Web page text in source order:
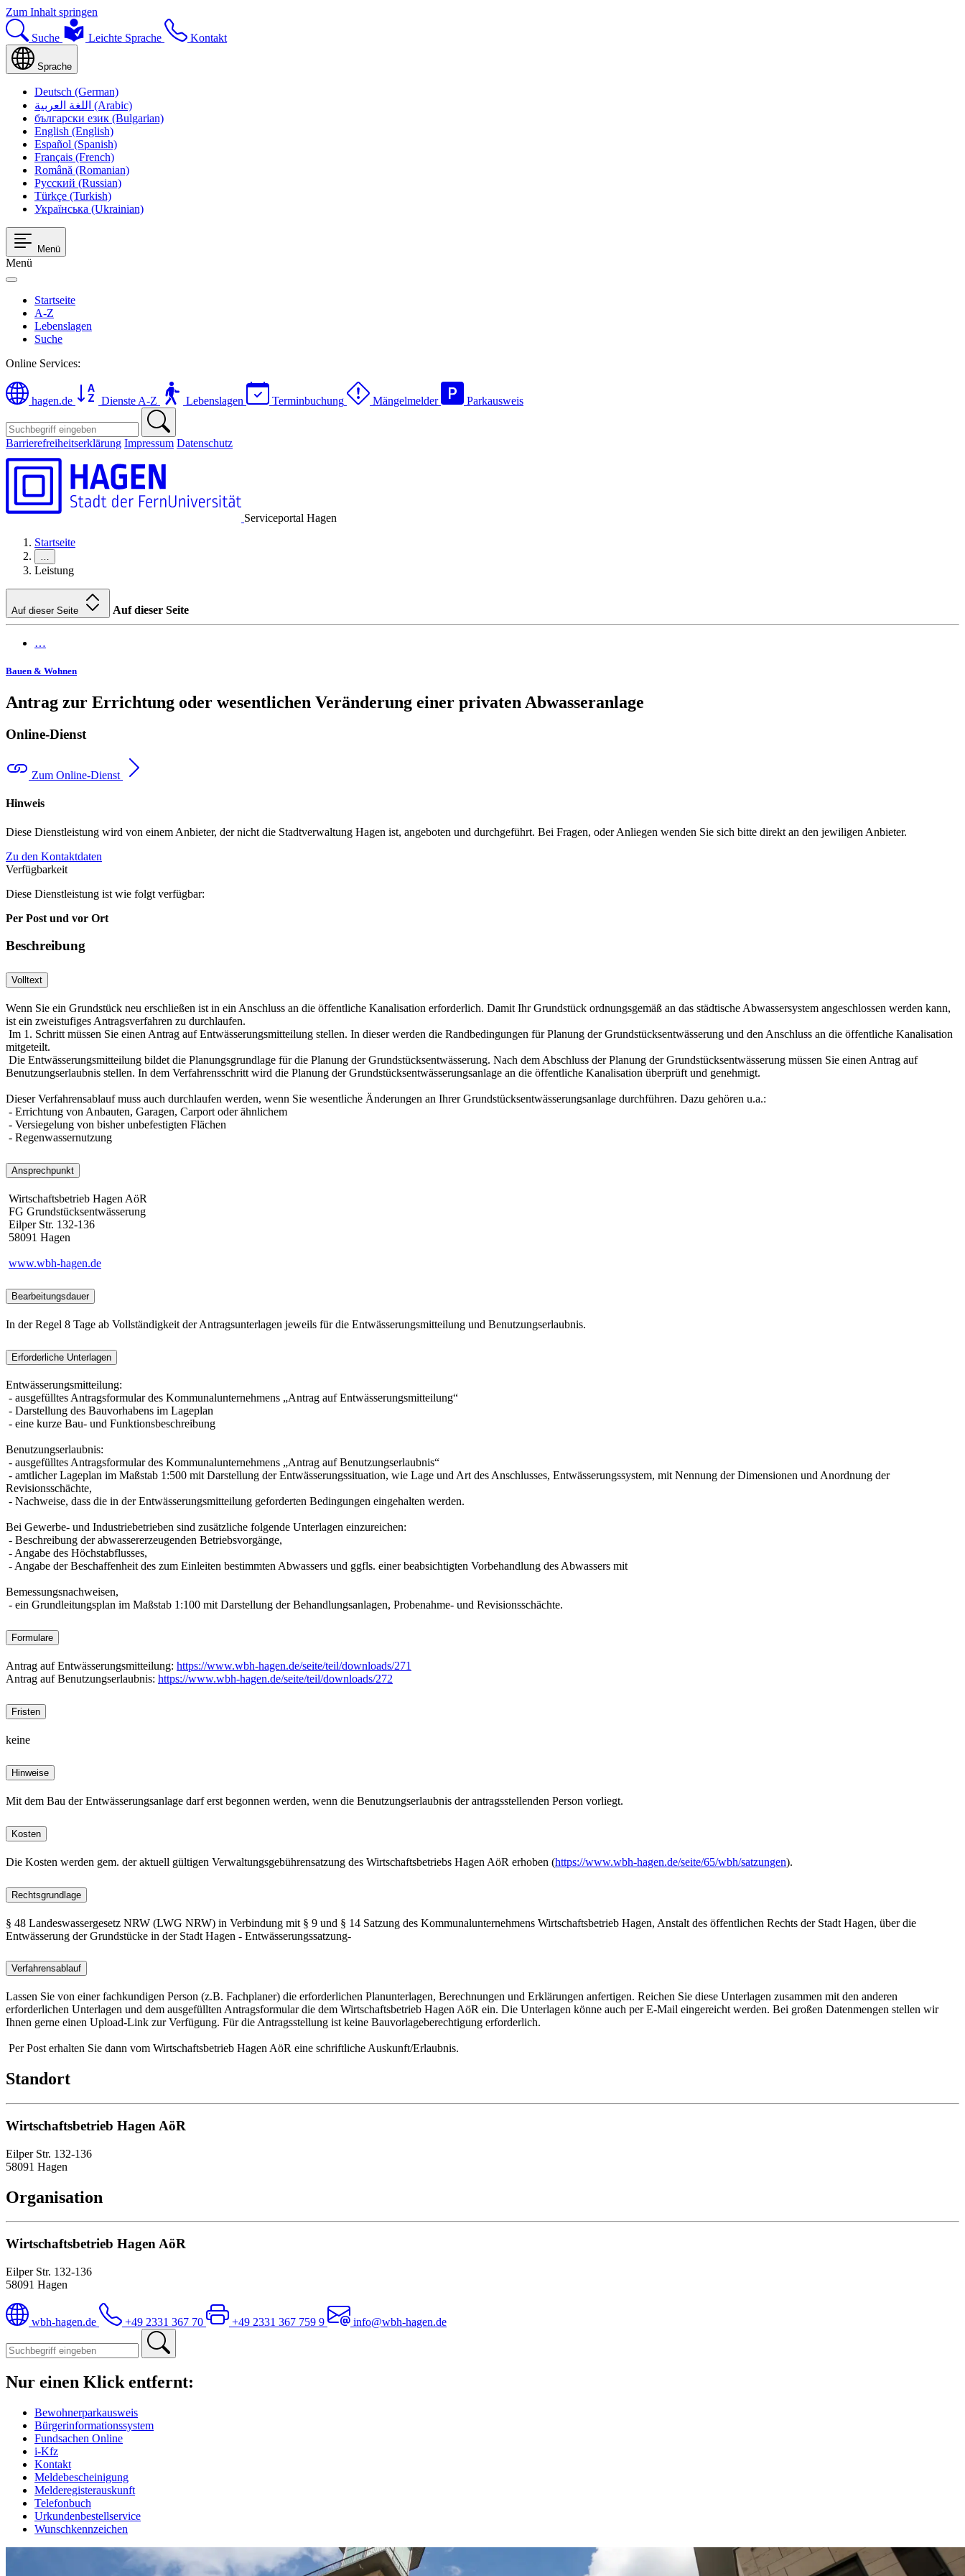
Zum Inhalt springen
Suche Leichte Sprache Kontakt
Sprache
Deutsch (German)
اللغة العربية (Arabic)
български език (Bulgarian)
English (English)
Español (Spanish)
Français (French)
Română (Romanian)
Русский (Russian)
Türkçe (Turkish)
Українська (Ukrainian)
Menü
Menü
Startseite
A-Z
Lebenslagen
Suche
Online Services:
hagen.de Dienste A-Z Lebenslagen Terminbuchung Mängelmelder Parkausweis
Barrierefreiheitserklärung Impressum Datenschutz
Serviceportal Hagen
Startseite
…
Leistung
Auf dieser Seite Auf dieser Seite
…
Bauen & Wohnen
Antrag zur Errichtung oder wesentlichen Veränderung einer privaten Abwasseranlage
Online-Dienst
Zum Online-Dienst
Hinweis
Diese Dienstleistung wird von einem Anbieter, der nicht die Stadtverwaltung Hagen ist, angeboten und durchgeführt. Bei Fragen, oder Anliegen wenden Sie sich bitte direkt an den jewiligen Anbieter.
Zu den Kontaktdaten
Verfügbarkeit
Diese Dienstleistung ist wie folgt verfügbar:
Per Post und vor Ort
Beschreibung
Volltext
Wenn Sie ein Grundstück neu erschließen ist in ein Anschluss an die öffentliche Kanalisation erforderlich. Damit Ihr Grundstück ordnungsgemäß an das städtische Abwassersystem angeschlossen werden kann,
ist ein zweistufiges Antragsverfahren zu durchlaufen.
Im 1. Schritt müssen Sie einen Antrag auf Entwässerungsmitteilung stellen. In dieser werden die Randbedingungen für Planung der Grundstücksentwässerung und den Anschluss an die öffentliche Kanalisation
mitgeteilt.
Die Entwässerungsmitteilung bildet die Planungsgrundlage für die Planung der Grundstücksentwässerung. Nach dem Abschluss der Planung der Grundstücksentwässerung müssen Sie einen Antrag auf
Benutzungserlaubnis stellen. In dem Verfahrensschritt wird die Planung der Grundstücksentwässerungsanlage an die öffentliche Kanalisation überprüft und genehmigt.
Dieser Verfahrensablauf muss auch durchlaufen werden, wenn Sie wesentliche Änderungen an Ihrer Grundstücksentwässerungsanlage durchführen. Dazu gehören u.a.:
- Errichtung von Anbauten, Garagen, Carport oder ähnlichem
- Versiegelung von bisher unbefestigten Flächen
- Regenwassernutzung
Ansprechpunkt
Wirtschaftsbetrieb Hagen AöR
FG Grundstücksentwässerung
Eilper Str. 132-136
58091 Hagen
www.wbh-hagen.de
Bearbeitungsdauer
In der Regel 8 Tage ab Vollständigkeit der Antragsunterlagen jeweils für die Entwässerungsmitteilung und Benutzungserlaubnis.
Erforderliche Unterlagen
Entwässerungsmitteilung:
- ausgefülltes Antragsformular des Kommunalunternehmens „Antrag auf Entwässerungsmitteilung“
- Darstellung des Bauvorhabens im Lageplan
- eine kurze Bau- und Funktionsbeschreibung
Benutzungserlaubnis:
- ausgefülltes Antragsformular des Kommunalunternehmens „Antrag auf Benutzungserlaubnis“
- amtlicher Lageplan im Maßstab 1:500 mit Darstellung der Entwässerungssituation, wie Lage und Art des Anschlusses, Entwässerungssystem, mit Nennung der Dimensionen und Anordnung der
Revisionsschächte,
- Nachweise, dass die in der Entwässerungsmitteilung geforderten Bedingungen eingehalten werden.
Bei Gewerbe- und Industriebetrieben sind zusätzliche folgende Unterlagen einzureichen:
- Beschreibung der abwassererzeugenden Betriebsvorgänge,
- Angabe des Höchstabflusses,
- Angabe der Beschaffenheit des zum Einleiten bestimmten Abwassers und ggfls. einer beabsichtigten Vorbehandlung des Abwassers mit
Bemessungsnachweisen,
- ein Grundleitungsplan im Maßstab 1:100 mit Darstellung der Behandlungsanlagen, Probenahme- und Revisionsschächte.
Formulare
Antrag auf Entwässerungsmitteilung: https://www.wbh-hagen.de/seite/teil/downloads/271
Antrag auf Benutzungserlaubnis: https://www.wbh-hagen.de/seite/teil/downloads/272
Fristen
keine
Hinweise
Mit dem Bau der Entwässerungsanlage darf erst begonnen werden, wenn die Benutzungserlaubnis der antragsstellenden Person vorliegt.
Kosten
Die Kosten werden gem. der aktuell gültigen Verwaltungsgebührensatzung des Wirtschaftsbetriebs Hagen AöR erhoben (https://www.wbh-hagen.de/seite/65/wbh/satzungen).
Rechtsgrundlage
§ 48 Landeswassergesetz NRW (LWG NRW) in Verbindung mit § 9 und § 14 Satzung des Kommunalunternehmens Wirtschaftsbetrieb Hagen, Anstalt des öffentlichen Rechts der Stadt Hagen, über die
Entwässerung der Grundstücke in der Stadt Hagen - Entwässerungssatzung-
Verfahrensablauf
Lassen Sie von einer fachkundigen Person (z.B. Fachplaner) die erforderlichen Planunterlagen, Berechnungen und Erklärungen anfertigen. Reichen Sie diese Unterlagen zusammen mit den anderen
erforderlichen Unterlagen und dem ausgefüllten Antragsformular die dem Wirtschaftsbetrieb Hagen AöR ein. Die Unterlagen könne auch per E-Mail eingereicht werden. Bei großen Datenmengen stellen wir
Ihnen gerne einen Upload-Link zur Verfügung. Für die Antragsstellung ist keine Bauvorlageberechtigung erforderlich.
Per Post erhalten Sie dann vom Wirtschaftsbetrieb Hagen AöR eine schriftliche Auskunft/Erlaubnis.
Standort
Wirtschaftsbetrieb Hagen AöR
Eilper Str. 132-136
58091 Hagen
Organisation
Wirtschaftsbetrieb Hagen AöR
Eilper Str. 132-136
58091 Hagen
wbh-hagen.de +49 2331 367 70 +49 2331 367 759 9 info@wbh-hagen.de
Nur einen Klick entfernt:
Bewohnerparkausweis
Bürgerinformationssystem
Fundsachen Online
i-Kfz
Kontakt
Meldebescheinigung
Melderegisterauskunft
Telefonbuch
Urkundenbestellservice
Wunschkennzeichen